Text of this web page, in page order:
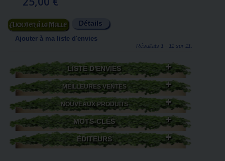
Ajouter au panier Détails
Ajouter à ma liste d'envies
Résultats 1 - 11 sur 11.
LISTE D'ENVIES
MEILLEURES VENTES
NOUVEAUX PRODUITS
MOTS-CLÉS
ÉDITEURS